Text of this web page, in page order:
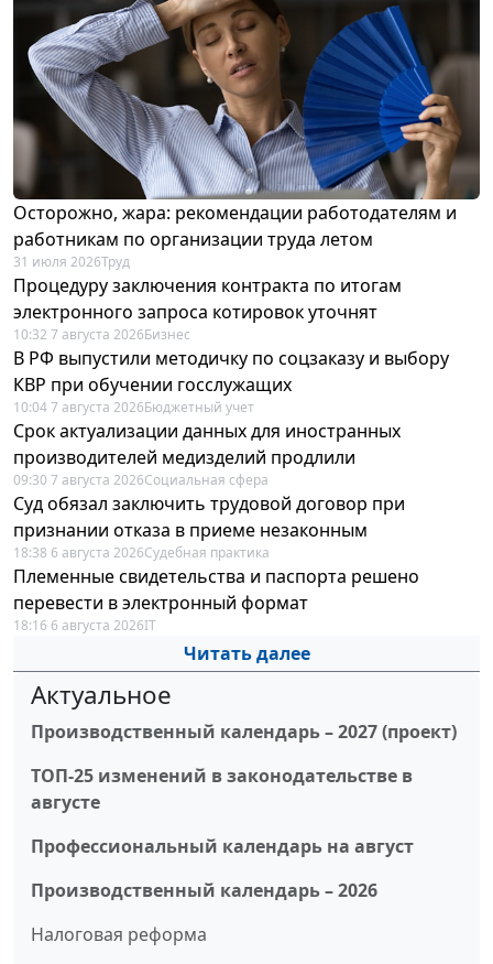
Осторожно, жара: рекомендации работодателям и
работникам по организации труда летом
31 июля 2026Труд
Процедуру заключения контракта по итогам
электронного запроса котировок уточнят
10:32 7 августа 2026Бизнес
В РФ выпустили методичку по соцзаказу и выбору
КВР при обучении госслужащих
10:04 7 августа 2026Бюджетный учет
Срок актуализации данных для иностранных
производителей медизделий продлили
09:30 7 августа 2026Социальная сфера
Суд обязал заключить трудовой договор при
признании отказа в приеме незаконным
18:38 6 августа 2026Судебная практика
Племенные свидетельства и паспорта решено
перевести в электронный формат
18:16 6 августа 2026IT
Читать далее
Актуальное
Производственный календарь – 2027 (проект)
ТОП-25 изменений в законодательстве в
августе
Профессиональный календарь на август
Производственный календарь – 2026
Налоговая реформа